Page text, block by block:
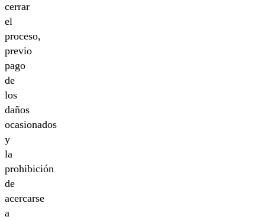
cerrar
el
proceso,
previo
pago
de
los
daños
ocasionados
y
la
prohibición
de
acercarse
a